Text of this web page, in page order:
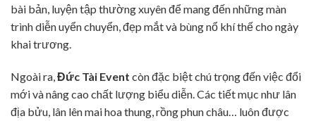
bài bản, luyện tập thường xuyên để mang đến những màn
trình diễn uyển chuyển, đẹp mắt và bùng nổ khí thế cho ngày
khai trương.
Ngoài ra,Đức Tài Event còn đặc biệt chú trọng đến việc đổi
mới và nâng cao chất lượng biểu diễn. Các tiết mục như lân
địa bửu, lân lên mai hoa thung, rồng phun châu… luôn được